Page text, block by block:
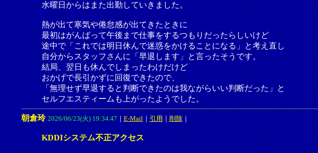
水曜日からはまた出勤していきました。
熱が出て寒気や倦怠感が出てきたときに
最初はがんばって午後まで仕事をするつもりだったらしいけど
途中で「これでは明日休んで迷惑をかけることになる」と考え直し
自分からスタッフさんに「早退します」と言ったそうです。
結局、翌日も休んでしまったわけだけど
おかげで長引かずに回復できたので、
「無理せず早退すると判断できたのは我ながらいい判断だった」と
セルフエスティームも上がったようでした。
朝倉玲 2026/06/23(火) 19:34.47｜E-Mail｜引用｜削除｜
KDDIシステム不正アクセス